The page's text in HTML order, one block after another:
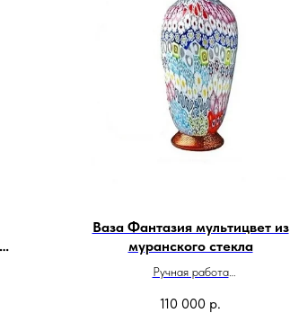
Ваза Фантазия мультицвет из
муранского стекла
Ручная работа
110 000 р.